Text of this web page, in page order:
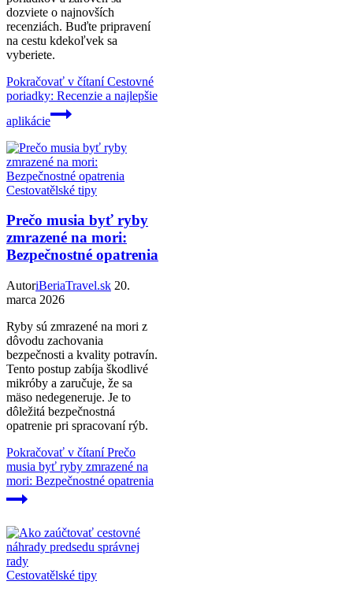
dozviete o najnovších
recenziách. Buďte pripravení
na cestu kdekoľvek sa
vyberiete.
Pokračovať v čítaníCestovné
poriadky: Recenzie a najlepšie
aplikácie
Cestovatělské tipy
Prečo musia byť ryby
zmrazené na mori:
Bezpečnostné opatrenia
AutoriBeriaTravel.sk 20.
marca 2026
Ryby sú zmrazené na mori z
dôvodu zachovania
bezpečnosti a kvality potravín.
Tento postup zabíja škodlivé
mikróby a zaručuje, že sa
mäso nedegeneruje. Je to
dôležitá bezpečnostná
opatrenie pri spracovaní rýb.
Pokračovať v čítaníPrečo
musia byť ryby zmrazené na
mori: Bezpečnostné opatrenia
Cestovatělské tipy